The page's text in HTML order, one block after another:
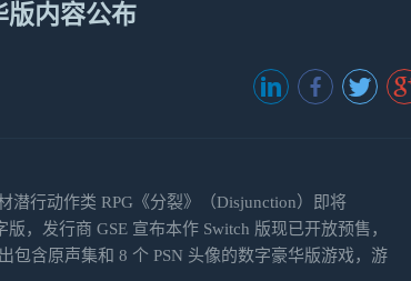
版内容公布
行动作类 RPG《分裂》（Disjunction）即将
，发行商 GSE 宣布本作 Switch 版现已开放预售，
包含原声集和 8 个 PSN 头像的数字豪华版游戏，游